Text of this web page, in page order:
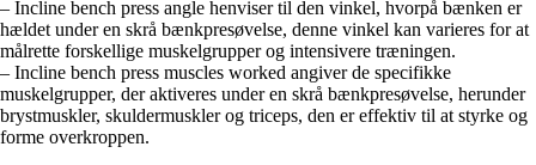
– Incline bench press angle henviser til den vinkel, hvorpå bænken er
hældet under en skrå bænkpresøvelse, denne vinkel kan varieres for at
målrette forskellige muskelgrupper og intensivere træningen.
– Incline bench press muscles worked angiver de specifikke
muskelgrupper, der aktiveres under en skrå bænkpresøvelse, herunder
brystmuskler, skuldermuskler og triceps, den er effektiv til at styrke og
forme overkroppen.